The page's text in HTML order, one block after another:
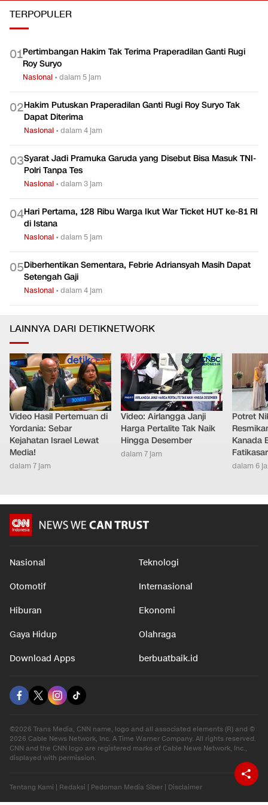
TERPOPULER
01Pertimbangan Hakim Tak Terima Praperadilan Ganti Rugi
Roy Suryo
Nasional •dalam 5 jam
02Hakim Putuskan Praperadilan Ganti Rugi Roy Suryo Tak
Dapat Diterima
Nasional •dalam 4 jam
03Syarat Jadi Pramuka Garuda yang Disebut Bisa Masuk TNI-
Polri Tanpa Tes
Nasional •dalam 3 jam
04Hari Pertama, 128 Ribu Warga Ikut War Ticket HUT ke-81 RI
di Istana
Nasional •dalam 5 jam
05Diberhentikan Sementara, Febrie Adriansyah Masih Dapat
Setengah Gaji
Nasional •dalam 4 jam
LAINNYA DARI DETIKNETWORK
Video Hasil Pertemuan di
Yordania: Sebar
Kejahatan Israel Lewat
Media!
dalam 7 jam
Video: Airlangga Janji
Harga Pertalite Tak Naik
Hingga Desember
dalam 7 jam
Potret
Kanada
dalam 6
Nasional Teknologi
Otomotif Internasional
Hiburan Ekonomi
Gaya Hidup Olahraga
Download Apps berbuatbaik.id
©2026 Trans Media, CNN name, logo and all associated elements (R) and ©
2026 Cable News Network, Inc. A Time Warner Company. All rights reserved.
CNN and the CNN logo are registered marks of Cable News Network, Inc.,
displayed with permission.
Tentang Kami | Redaksi | Pedoman Media Siber | Disclaimer